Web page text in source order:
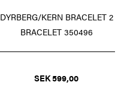
DYRBERG/KERN BRACELET 2
BRACELET 350496
SEK 599,00